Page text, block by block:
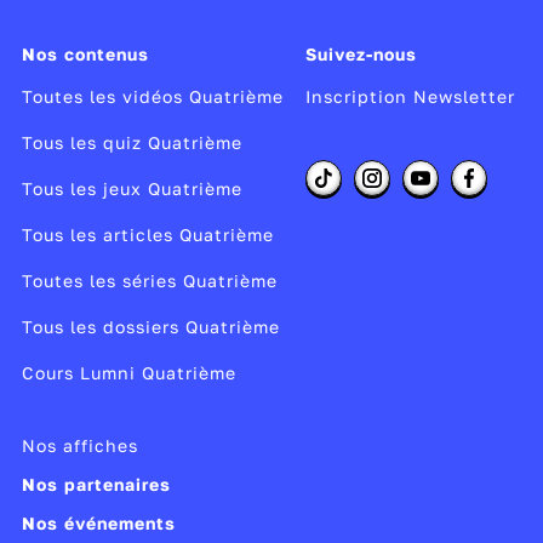
we're really happy to have them here on the
Twins' podcast!
Let's introduce you to
Année de copyright :2014
Modifié le 04/12/24
Nos contenus
Toutes les vidéos Quatrième
Tous les quiz Quatrième
Tous les jeux Quatrième
Tous les articles Quatrième
Toutes les séries Quatrième
Tous les dossiers Quatrième
Cours Lumni Quatrième
Suivez-nous
Inscription Newsletter
Nos affiches
Nos partenaires
Nos événements